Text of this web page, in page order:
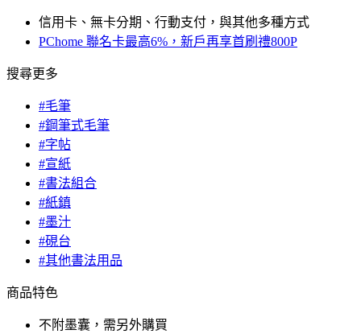
信用卡、無卡分期、行動支付，與其他多種方式
PChome 聯名卡最高6%，新戶再享首刷禮800P
搜尋更多
#毛筆
#鋼筆式毛筆
#字帖
#宣紙
#書法組合
#紙鎮
#墨汁
#硯台
#其他書法用品
商品特色
不附墨囊，需另外購買